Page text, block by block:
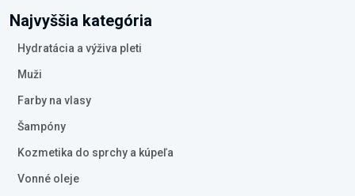
Najvyššia kategória
Hydratácia a výživa pleti
Muži
Farby na vlasy
Šampóny
Kozmetika do sprchy a kúpeľa
Vonné oleje